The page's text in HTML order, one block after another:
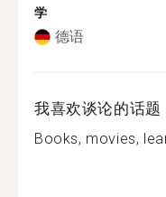
学
德语
我喜欢谈论的话题
Books, movies,